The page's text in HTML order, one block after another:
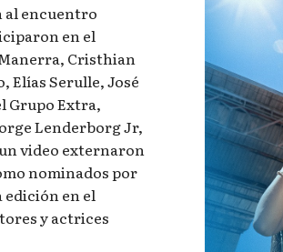
al encuentro
en el
Cristhian
Elías Serulle, José
Grupo Extra,
Lenderborg Jr,
video externaron
nominados por
edición en el
y actrices